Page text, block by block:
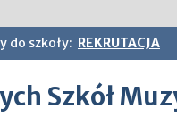
do szkoły: REKRUTACJA
Szkół